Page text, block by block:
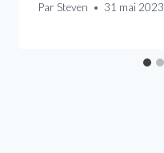
Par Steven 31 mai 2023